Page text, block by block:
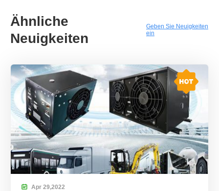
Ähnliche
Neuigkeiten
Geben Sie Neuigkeiten
ein
 Apr 29,2022